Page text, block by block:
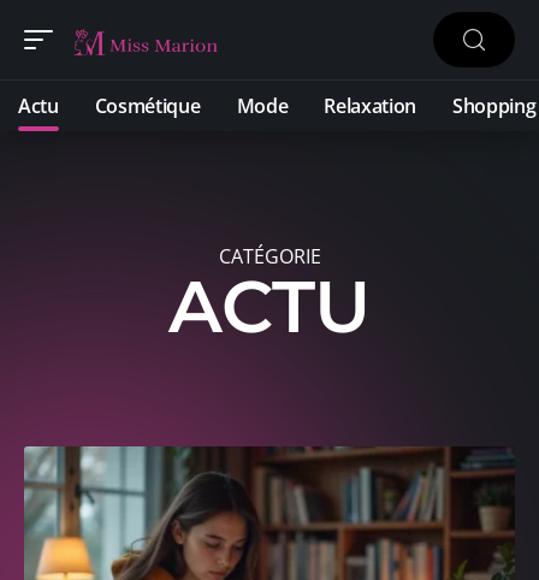
Actu Cosmétique Mode Relaxation Shopping
CATÉGORIE
ACTU